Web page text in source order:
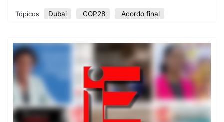
Tópicos Dubai COP28 Acordo final